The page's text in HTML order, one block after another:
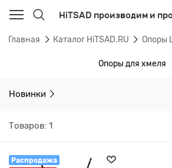
HiTSAD производим и
Главная Каталог HiTSAD.RU Опоры
Опоры для хмеля
Новинки
Товаров: 1
Распродажа